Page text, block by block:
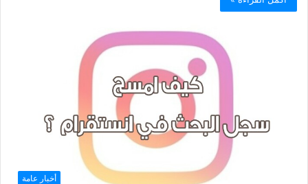
أخبار عامة